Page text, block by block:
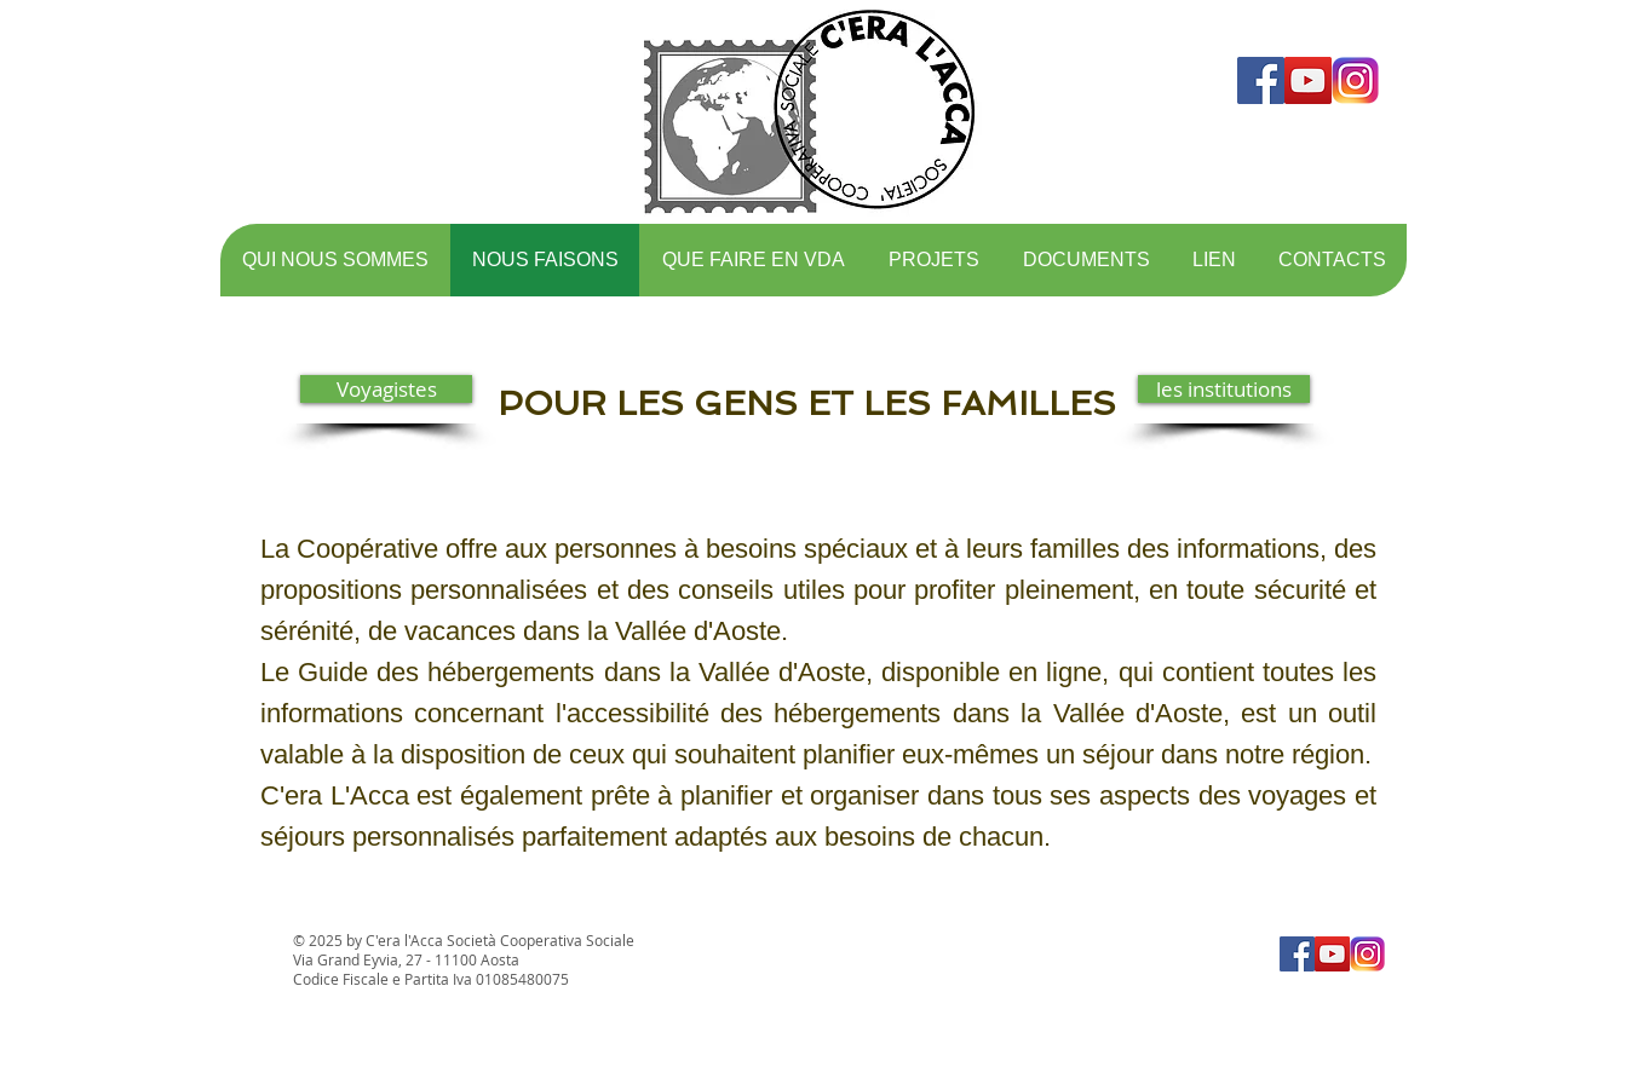
QUI NOUS SOMMES NOUS FAISONS QUE FAIRE EN VDA PROJETS DOCUMENTS LIEN CONTACTS
Voyagistes POUR LES GENS ET LES FAMILLES les institutions
La Coopérative offre aux personnes à besoins spéciaux et à leurs familles des informations, des
propositions personnalisées et des conseils utiles pour profiter pleinement, en toute sécurité et
sérénité, de vacances dans la Vallée d'Aoste.
Le Guide des hébergements dans la Vallée d'Aoste, disponible en ligne, qui contient toutes les
informations concernant l'accessibilité des hébergements dans la Vallée d'Aoste, est un outil
valable à la disposition de ceux qui souhaitent planifier eux-mêmes un séjour dans notre région.
C'era L'Acca est également prête à planifier et organiser dans tous ses aspects des voyages et
séjours personnalisés parfaitement adaptés aux besoins de chacun.
© 2025 by C'era l'Acca Società Cooperativa Sociale
Via Grand Eyvia, 27 - 11100 Aosta
Codice Fiscale e Partita Iva 01085480075